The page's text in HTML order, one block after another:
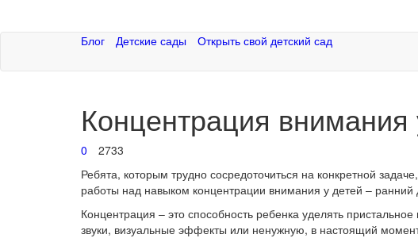
Блог Детские сады Открыть свой детский сад
Концентрация внимания
0
2733
Ребята, которым трудно сосредоточиться на конкретной
работы над навыком концентрации внимания у детей – ранний
Концентрация – это способность ребенка уделять
звуки, визуальные эффекты или ненужную, в настоящий